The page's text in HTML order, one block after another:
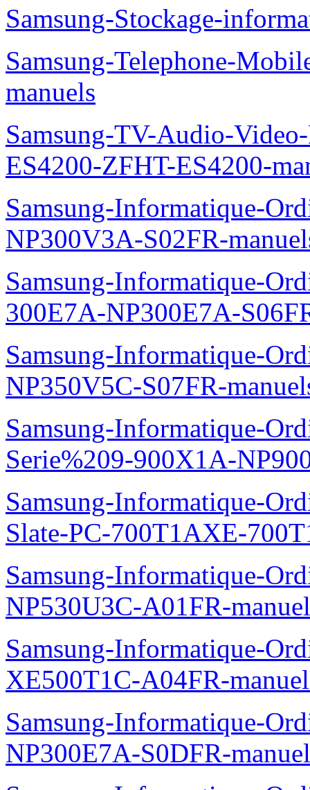
Samsung-Stockage-
Samsung-Telephone-
manuels
Samsung-TV-Audio-
ES4200-ZFHT-ES4200-
Samsung-Informatique-
NP300V3A-S02FR-
Samsung-Informatique-
300E7A-NP300E7A-
Samsung-Informatique-
NP350V5C-S07FR-
Samsung-Informatique-
Serie%209-900X1A-
Samsung-Informatique-
Slate-PC-700T1AXE-
Samsung-Informatique-
NP530U3C-A01FR-
Samsung-Informatique-
XE500T1C-A04FR-
Samsung-Informatique-
NP300E7A-S0DFR-